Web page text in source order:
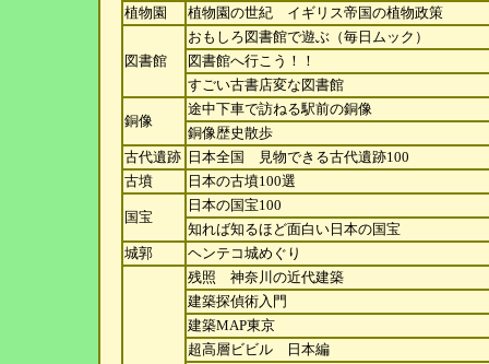
植物園
植物園の世紀 イギリス帝国の植物政策
図書館
おもしろ図書館で遊ぶ（毎日ムック）
図書館へ行こう！！
すごい古書店変な図書館
銅像
途中下車で訪ねる駅前の銅像
銅像歴史散歩
古代遺跡 日本全国 見物できる古代遺跡100
古墳
日本の古墳100選
国宝
日本の国宝100
知れば知るほど面白い日本の国宝
城郭
ヘンテコ城めぐり
残照 神奈川の近代建築
建築探偵術入門
建築MAP東京
超高層ビビル 日本編